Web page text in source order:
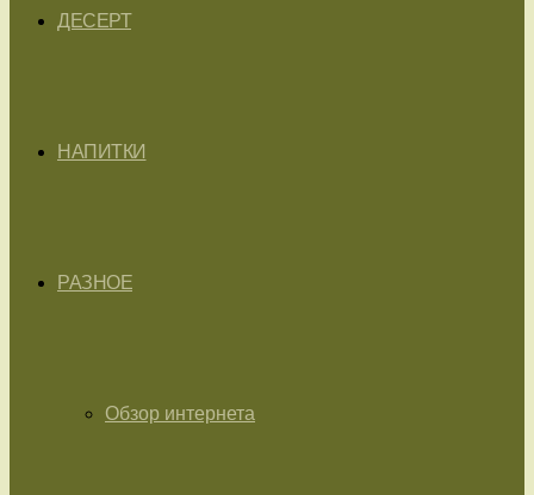
ДЕСЕРТ
НАПИТКИ
РАЗНОЕ
Обзор интернета